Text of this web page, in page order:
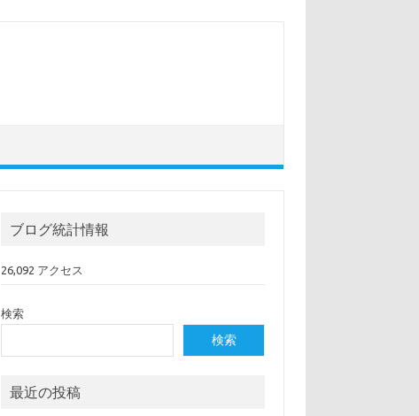
ブログ統計情報
26,092 アクセス
検索
検索
最近の投稿